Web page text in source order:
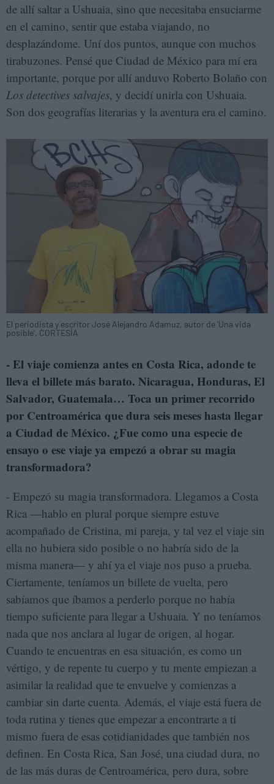
de allí saltar a Ushuaia, sino que necesitaba ensuciarme
en el camino, sentir que estaba viajando, no
desplazándome. Uní dos puntos, aunque con muchos
tirabuzones. Pensé que Ciudad de México para mí era
importante, porque por allí anduvo Roberto Bolaño con
Los detectives salvajes, y decidí unirla con Ushuaia.
Son dos geografías literarias y la aventura era el camino.
El periodista y escritor José Alejandro Adamuz, autor de 'Una vida
posible'. CORTESÍA
- El viaje comienza antes en Costa Rica, adonde te
lleva el billete más barato. Nicaragua, Honduras, El
Salvador, Guatemala… Toca un primer recorrido
por Centroamérica que dura seis meses hasta llegar
a Ciudad de México. ¿Fue como una especie de
ensayo o ese viaje ya empezó a obrar su magia
transformadora?
- Empezó su magia transformadora. Llegamos a Costa
Rica —hablo en plural porque siempre estuve
acompañado de Cristina, mi pareja, y tal vez el viaje sin
ella no hubiera sido posible o no habría sido de la
misma manera— y ahí ya el viaje nos puso a prueba.
Ciertamente, teníamos un billete de vuelta, pero
sabíamos que íbamos a perderlo porque no había
tiempo suficiente para llegar a Ushuaia. Y no teníamos
nada que nos anclara al lugar de origen, al hogar.
Cuando te encuentras en esa situación, es como un
vértigo, y de repente tu cuerpo y tu mente empiezan a
asimilar la realidad que te envuelve y comienzas a
cambiar sin darte cuenta. Además, el viaje está fuera de
toda rutina y tienes que empezar a encontrarte a ti
mismo fuera de esas cotidianidades que también nos
definen. En Costa Rica, San José, una ciudad dura, no
de las más duras de Centroamérica, pero dura, sobre